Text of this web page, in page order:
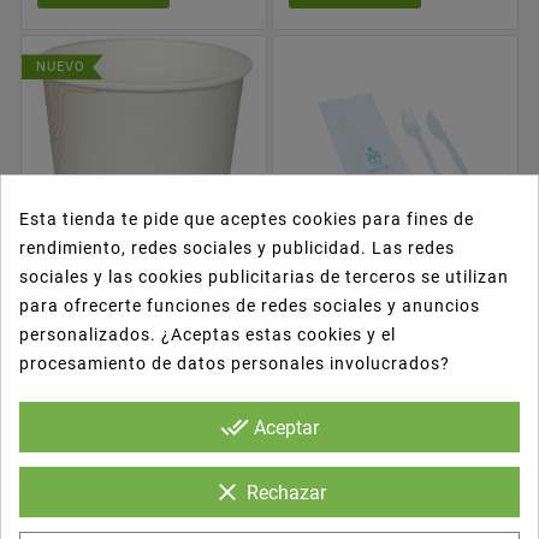
NUEVO
  
Tarrinas De Papel
Para Alimentos
Greenstripe
P. Unit.
Cantidad
€/Ud.
500 Uds.
  
Set 2/1 Lean Blanco
Reutilizable Tenedor +
Cuchillo
P. Unit.
Cantidad
0,147
€/Ud.
29,48 €
Esta tienda te pide que aceptes cookies para fines de
rendimiento, redes sociales y publicidad. Las redes
sociales y las cookies publicitarias de terceros se utilizan
para ofrecerte funciones de redes sociales y anuncios
personalizados. ¿Aceptas estas cookies y el
procesamiento de datos personales involucrados?
done_all Aceptar
clear Rechazar